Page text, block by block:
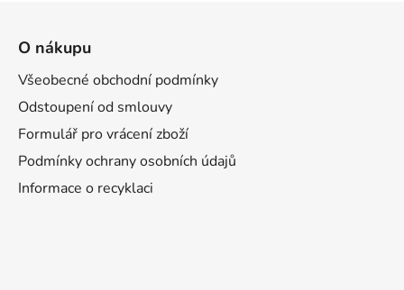
O nákupu
Všeobecné obchodní podmínky
Odstoupení od smlouvy
Formulář pro vrácení zboží
Podmínky ochrany osobních údajů
Informace o recyklaci